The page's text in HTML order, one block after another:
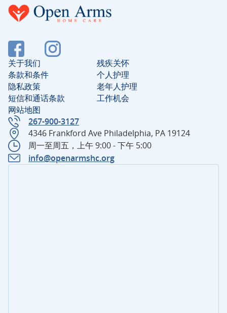
关于我们
残疾关怀
条款和条件
个人护理
隐私政策
老年人护理
短信和通话条款
工作机会
网站地图
267-900-3127
4346 Frankford Ave Philadelphia, PA 19124
周一至周五，上午 9:00 - 下午 5:00
info@openarmshc.org